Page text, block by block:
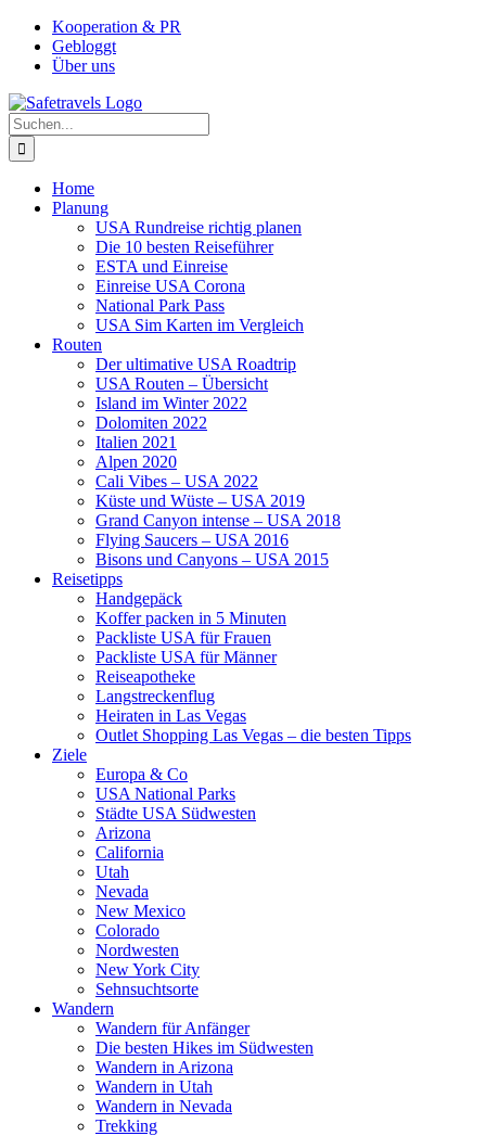
Zum
Inhalt
springen
Facebook
Instagram
YouTube
PinterestKooperation & PR
Gebloggt
Über uns
Suche
nach:
Home
Planung
USA Rundreise richtig planen
Die 10 besten Reiseführer
ESTA und Einreise
Einreise USA Corona
National Park Pass
USA Sim Karten im Vergleich
Routen
Der ultimative USA Roadtrip
USA Routen – Übersicht
Island im Winter 2022
Dolomiten 2022
Italien 2021
Alpen 2020
Cali Vibes – USA 2022
Küste und Wüste – USA 2019
Grand Canyon intense – USA 2018
Flying Saucers – USA 2016
Bisons und Canyons – USA 2015
Reisetipps
Handgepäck
Koffer packen in 5 Minuten
Packliste USA für Frauen
Packliste USA für Männer
Reiseapotheke
Langstreckenflug
Heiraten in Las Vegas
Outlet Shopping Las Vegas – die besten Tipps
Ziele
Europa & Co
USA National Parks
Städte USA Südwesten
Arizona
California
Utah
Nevada
New Mexico
Colorado
Nordwesten
New York City
Sehnsuchtsorte
Wandern
Wandern für Anfänger
Die besten Hikes im Südwesten
Wandern in Arizona
Wandern in Utah
Wandern in Nevada
Trekking